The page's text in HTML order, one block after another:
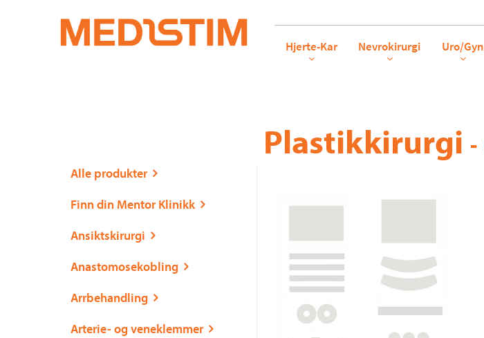
Medistim.noHjerte-Kar Nevrokirurgi Uro/Gyn
Alle produkter
Finn din Mentor Klinikk
Ansiktskirurgi
Anastomosekobling
Arrbehandling
Arterie- og veneklemmer
Plastikkirurgi -